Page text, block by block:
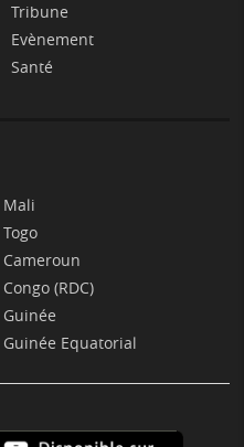
Tribune
Evènement
Santé
Mali
Togo
Cameroun
Congo (RDC)
Guinée
Guinée Equatorial